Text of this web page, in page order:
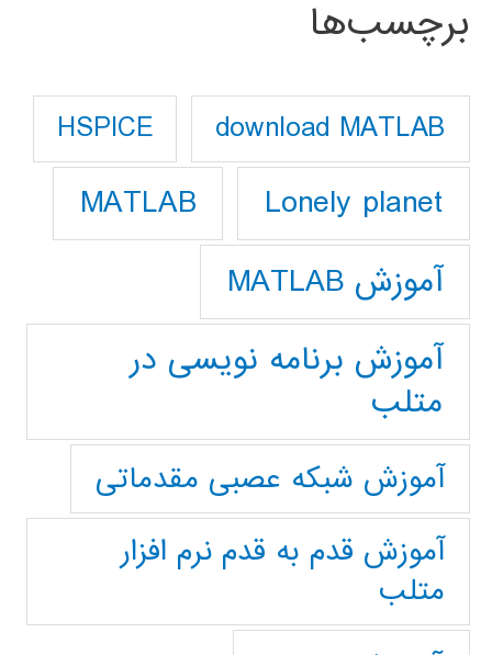
برچسب‌ها
download MATLAB
HSPICE
Lonely planet
MATLAB
آموزش MATLAB
آموزش برنامه نویسی در
متلب
آموزش شبکه عصبی مقدماتی
آموزش قدم به قدم نرم افزار
متلب